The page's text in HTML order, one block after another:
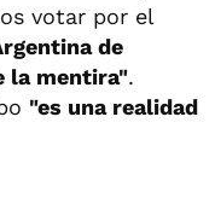
votar por el
de
la mentira".
"es una realidad